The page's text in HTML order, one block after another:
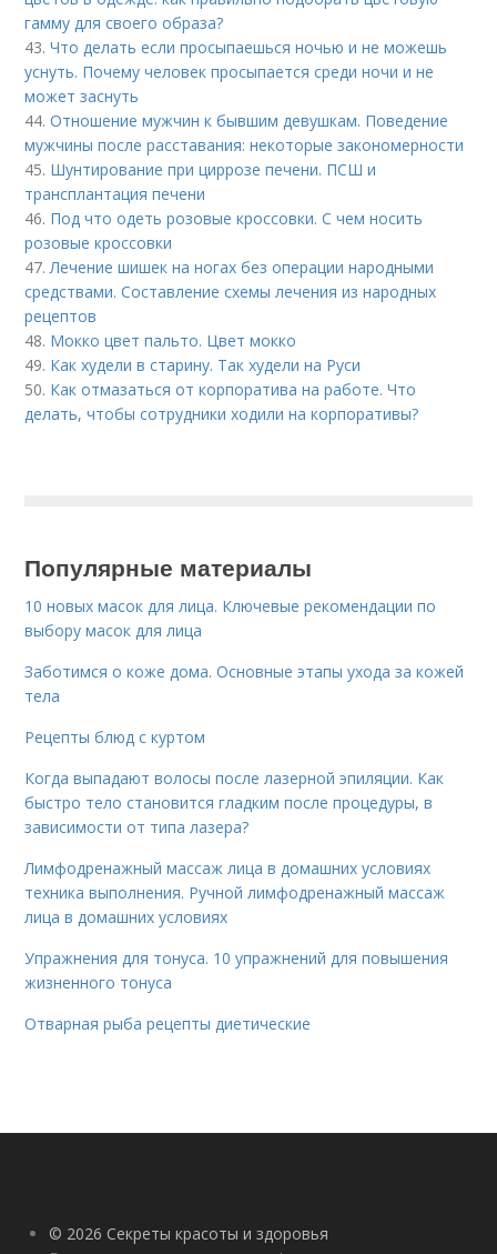
гамму для своего образа?
43.Что делать если просыпаешься ночью и не можешь
уснуть. Почему человек просыпается среди ночи и не
может заснуть
44.Отношение мужчин к бывшим девушкам. Поведение
мужчины после расставания: некоторые закономерности
45. Шунтирование при циррозе печени. ПСШ и
трансплантация печени
46. Под что одеть розовые кроссовки. С чем носить
розовые кроссовки
47.Лечение шишек на ногах без операции народными
средствами. Составление схемы лечения из народных
рецептов
48. Мокко цвет пальто. Цвет мокко
49. Как худели в старину. Так худели на Руси
50. Как отмазаться от корпоратива на работе. Что
делать, чтобы сотрудники ходили на корпоративы?
Популярные материалы
10 новых масок для лица. Ключевые рекомендации по
выбору масок для лица
Заботимся о коже дома. Основные этапы ухода за кожей
тела
Рецепты блюд с куртом
Когда выпадают волосы после лазерной эпиляции. Как
быстро тело становится гладким после процедуры, в
зависимости от типа лазера?
Лимфодренажный массаж лица в домашних условиях
техника выполнения. Ручной лимфодренажный массаж
лица в домашних условиях
Упражнения для тонуса. 10 упражнений для повышения
жизненного тонуса
Отварная рыба рецепты диетические
© 2026 Секреты красоты и здоровья